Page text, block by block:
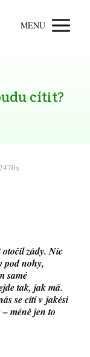
MENU
cítit?
otočil zády. Nic
pod nohy,
samé
tak, jak má.
se cítí v jakési
méně jen to